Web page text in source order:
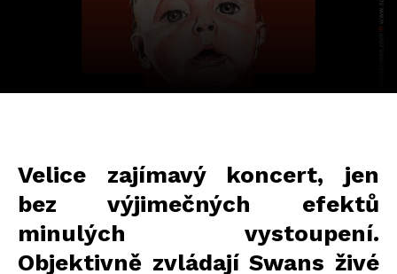
Velice zajímavý koncert, jen
bez výjimečných efektů
minulých vystoupení.
Objektivně zvládají Swans živé